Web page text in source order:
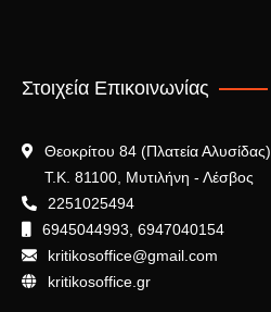
Στοιχεία Επικοινωνίας
Θεοκρίτου 84 (Πλατεία Αλυσίδας),
Τ.Κ. 81100, Μυτιλήνη - Λέσβος
2251025494
6945044993, 6947040154
kritikosoffice@gmail.com
kritikosoffice.gr